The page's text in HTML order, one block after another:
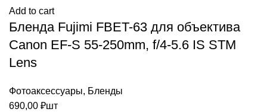
Add to cart
Бленда Fujimi FBET-63 для объектива
Canon EF-S 55-250mm, f/4-5.6 IS STM
Lens
Фотоаксессуары, Бленды
690,00 ₽шт